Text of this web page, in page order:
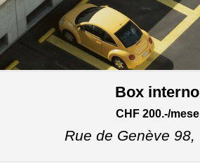
Box interno
CHF 200.-/mese
Rue de Genève 98,